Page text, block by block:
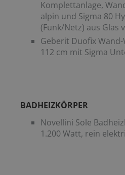
Komplettanlage,
alpin und Sigma 80
(Funk/Netz) aus Glas
Geberit Duofix
112 cm mit Sigma
BADHEIZKÖRPER
Novellini Sole
1.200 Watt, rein